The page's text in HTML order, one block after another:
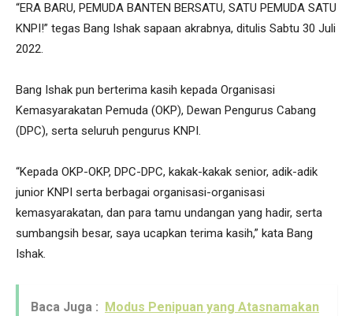
“ERA BARU, PEMUDA BANTEN BERSATU, SATU PEMUDA SATU
KNPI!” tegas Bang Ishak sapaan akrabnya, ditulis Sabtu 30 Juli
2022.
Bang Ishak pun berterima kasih kepada Organisasi
Kemasyarakatan Pemuda (OKP), Dewan Pengurus Cabang
(DPC), serta seluruh pengurus KNPI.
“Kepada OKP-OKP, DPC-DPC, kakak-kakak senior, adik-adik
junior KNPI serta berbagai organisasi-organisasi
kemasyarakatan, dan para tamu undangan yang hadir, serta
sumbangsih besar, saya ucapkan terima kasih,” kata Bang
Ishak.
Baca Juga :
Modus Penipuan yang Atasnamakan